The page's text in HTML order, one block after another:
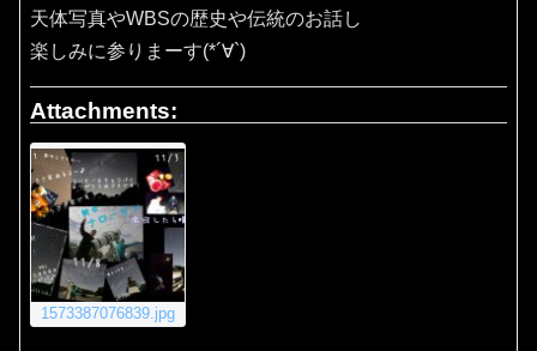
天体写真やWBSの歴史や伝統のお話し
楽しみに参りまーす(*´∀`)
Attachments:
1573387076839.jpg